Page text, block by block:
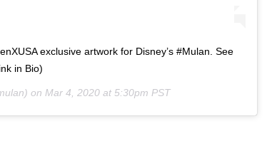
exclusive artwork for Disney’s #Mulan. See
in Bio)
on Mar 4, 2020 at 5:30pm PST